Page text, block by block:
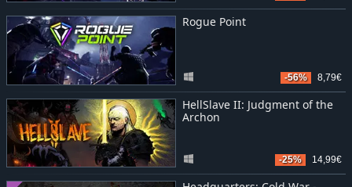
Rogue Point
-56% 8,79€
HellSlave II: Judgment of the
Archon
-25% 14,99€